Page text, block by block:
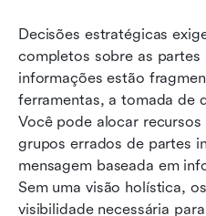
Decisões estratégicas
completos sobre as partes
informações estão
ferramentas, a tomada de
Você pode alocar
grupos errados de partes
mensagem baseada em
Sem uma visão holística,
visibilidade necessária